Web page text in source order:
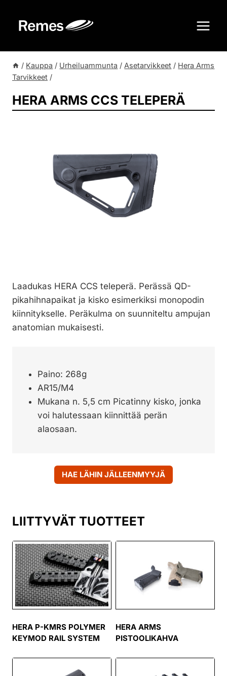
sisältöön
/ Kauppa / Urheiluammunta / Asetarvikkeet / Hera Arms
Tarvikkeet /
HERA ARMS CCS TELEPERÄ
Laadukas HERA CCS teleperä. Perässä QD-
pikahihnapaikat ja kisko esimerkiksi monopodin
kiinnitykselle. Peräkulma on suunniteltu ampujan
anatomian mukaisesti.
Paino: 268g
AR15/M4
Mukana n. 5,5 cm Picatinny kisko, jonka
voi halutessaan kiinnittää perän
alaosaan.
HAE LÄHIN JÄLLEENMYYJÄ
LIITTYVÄT TUOTTEET
HERA P-KMRS POLYMER
KEYMOD RAIL SYSTEM
HERA ARMS
PISTOOLIKAHVA